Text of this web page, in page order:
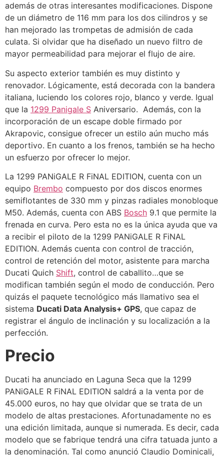
además de otras interesantes modificaciones. Dispone
de un diámetro de 116 mm para los dos cilindros y se
han mejorado las trompetas de admisión de cada
culata. Si olvidar que ha diseñado un nuevo filtro de
mayor permeabilidad para mejorar el flujo de aire.
Su aspecto exterior también es muy distinto y
renovador. Lógicamente, está decorada con la bandera
italiana, luciendo los colores rojo, blanco y verde. Igual
que la 1299 Panigale S Aniversario. Además, con la
incorporación de un escape doble firmado por
Akrapovic, consigue ofrecer un estilo aún mucho más
deportivo. En cuanto a los frenos, también se ha hecho
un esfuerzo por ofrecer lo mejor.
La 1299 PANiGALE R FiNAL EDITION, cuenta con un
equipo Brembo compuesto por dos discos enormes
semiflotantes de 330 mm y pinzas radiales monobloque
M50. Además, cuenta con ABS Bosch 9.1 que permite la
frenada en curva. Pero esta no es la única ayuda que va
a recibir el piloto de la 1299 PANiGALE R FiNAL
EDITION. Además cuenta con control de tracción,
control de retención del motor, asistente para marcha
Ducati Quich Shift, control de caballito…que se
modifican también según el modo de conducción. Pero
quizás el paquete tecnológico más llamativo sea el
sistema Ducati Data Analysis+ GPS, que capaz de
registrar el ángulo de inclinación y su localización a la
perfección.
Precio
Ducati ha anunciado en Laguna Seca que la 1299
PANiGALE R FiNAL EDITION saldrá a la venta por de
45.000 euros, no hay que olvidar que se trata de un
modelo de altas prestaciones. Afortunadamente no es
una edición limitada, aunque si numerada. Es decir, cada
modelo que se fabrique tendrá una cifra tatuada junto a
la denominación. Tal como anunció Claudio Dominicali,